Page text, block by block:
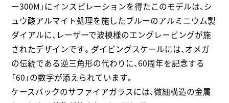
ー300M」にインスピレーションを得たこのモデルは、シ
ュウ酸アルマイト処理を施したブルーのアルミニウム製
ダイアルに、レーザーで波模様のエングレービングが施
されたデザインです。ダイビングスケールには、オメガ
の伝統である逆三角形の代わりに、60周年を記念する
「60」の数字が添えられています。
ケースバックのサファイアガラスには、微細構造の金属